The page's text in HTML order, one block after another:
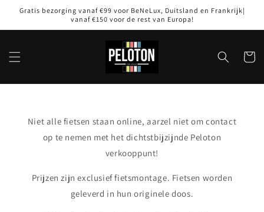
naar de
Gratis bezorging vanaf €99 voor BeNeLux, Duitsland en Frankrijk|
vanaf €150 voor de rest van Europa!
Niet alle fietsen staan online, aarzel niet om contact
op te nemen met het dichtstbijzijnde Peloton
verkooppunt!
Prijzen zijn exclusief fietsmontage. Fietsen worden
geleverd in hun originele doos.